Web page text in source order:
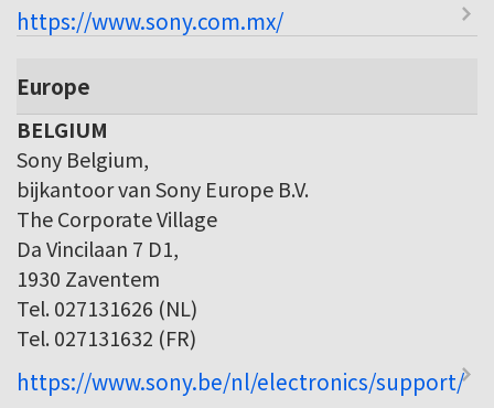
https://www.sony.com.mx/
Europe
BELGIUM
Sony Belgium,
bijkantoor van Sony Europe B.V.
The Corporate Village
Da Vincilaan 7 D1,
1930 Zaventem
Tel. 027131626 (NL)
Tel. 027131632 (FR)
https://www.sony.be/nl/electronics/support/